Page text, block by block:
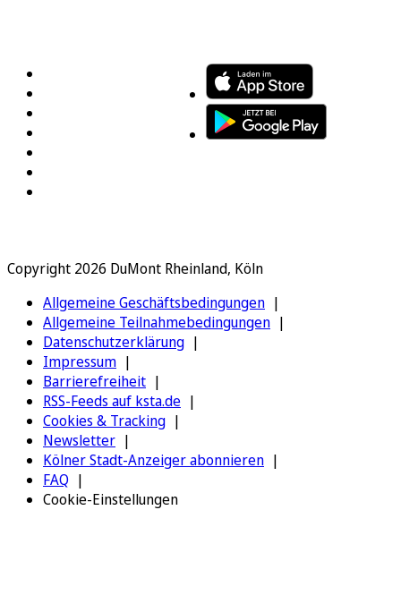
Copyright 2026 DuMont Rheinland, Köln
Allgemeine Geschäftsbedingungen
Allgemeine Teilnahmebedingungen
Datenschutzerklärung
Impressum
Barrierefreiheit
RSS-Feeds auf ksta.de
Cookies & Tracking
Newsletter
Kölner Stadt-Anzeiger abonnieren
FAQ
Cookie-Einstellungen